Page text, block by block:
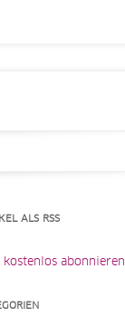
ALS RSS
kostenlos abonnieren